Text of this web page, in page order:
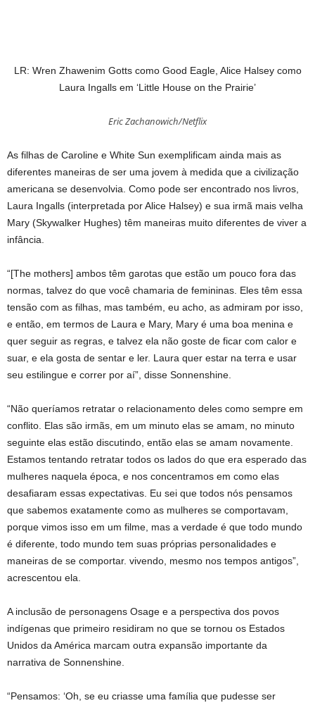
LR: Wren Zhawenim Gotts como Good Eagle, Alice Halsey como
Laura Ingalls em ‘Little House on the Prairie’
Eric Zachanowich/Netflix
As filhas de Caroline e White Sun exemplificam ainda mais as
diferentes maneiras de ser uma jovem à medida que a civilização
americana se desenvolvia. Como pode ser encontrado nos livros,
Laura Ingalls (interpretada por Alice Halsey) e sua irmã mais velha
Mary (Skywalker Hughes) têm maneiras muito diferentes de viver a
infância.
“[The mothers] ambos têm garotas que estão um pouco fora das
normas, talvez do que você chamaria de femininas. Eles têm essa
tensão com as filhas, mas também, eu acho, as admiram por isso,
e então, em termos de Laura e Mary, Mary é uma boa menina e
quer seguir as regras, e talvez ela não goste de ficar com calor e
suar, e ela gosta de sentar e ler. Laura quer estar na terra e usar
seu estilingue e correr por aí”, disse Sonnenshine.
“Não queríamos retratar o relacionamento deles como sempre em
conflito. Elas são irmãs, em um minuto elas se amam, no minuto
seguinte elas estão discutindo, então elas se amam novamente.
Estamos tentando retratar todos os lados do que era esperado das
mulheres naquela época, e nos concentramos em como elas
desafiaram essas expectativas. Eu sei que todos nós pensamos
que sabemos exatamente como as mulheres se comportavam,
porque vimos isso em um filme, mas a verdade é que todo mundo
é diferente, todo mundo tem suas próprias personalidades e
maneiras de se comportar. vivendo, mesmo nos tempos antigos”,
acrescentou ela.
A inclusão de personagens Osage e a perspectiva dos povos
indígenas que primeiro residiram no que se tornou os Estados
Unidos da América marcam outra expansão importante da
narrativa de Sonnenshine.
“Pensamos: ‘Oh, se eu criasse uma família que pudesse ser